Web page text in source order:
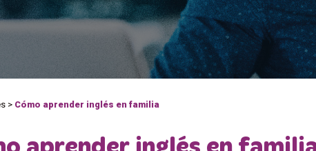
> Cómo aprender inglés en familia